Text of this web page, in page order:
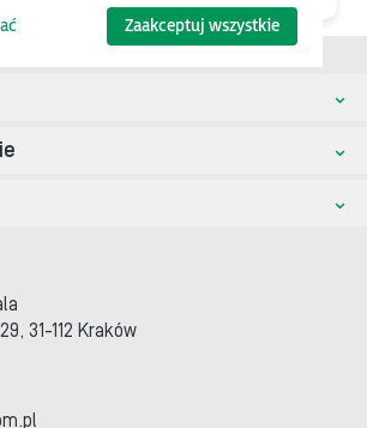
31-112 Kraków
Zaakceptuj wszystkie